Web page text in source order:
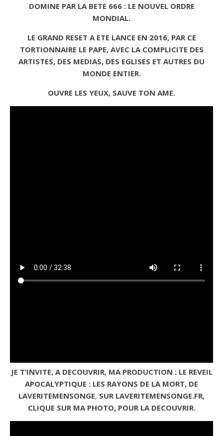
DOMINE PAR LA BETE 666 : LE NOUVEL ORDRE
MONDIAL.
LE GRAND RESET A ETE LANCE EN 2016, PAR CE
TORTIONNAIRE LE PAPE, AVEC LA COMPLICITE DES
ARTISTES, DES MEDIAS, DES EGLISES ET AUTRES DU
MONDE ENTIER.
OUVRE LES YEUX, SAUVE TON AME.
JE T’INVITE, A DECOUVRIR, MA PRODUCTION : LE REVEIL
APOCALYPTIQUE : LES RAYONS DE LA MORT, DE
LAVERITEMENSONGE, SUR LAVERITEMENSONGE.FR,
CLIQUE SUR MA PHOTO, POUR LA DECOUVRIR.